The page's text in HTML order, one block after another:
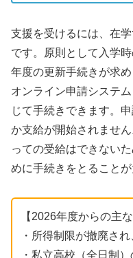
支援を受けるには、在
です。原則として入学
年度の更新手続きが求
オンライン申請システ
じて手続きできます。
か支給が開始されませ
っての受給はできない
めに手続きをとることが
【2026年度からの主
・所得制限が撤廃さ
・私立高校（全日制